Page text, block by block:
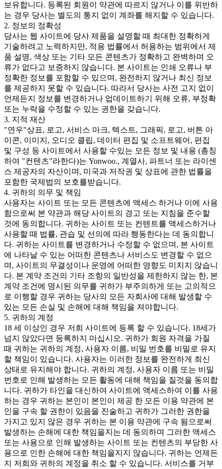
보유합니다. 등록된 회원이 약관에 따르지 않거나 이를 위반하
는 경우 당사는 별도의 통지 없이 계좌를 해지할 수 있습니다.
2. 정보의 정확성
당사는 웹 사이트에 당사 제품을 설명할 때 최대한 정확하게
기술하려고 노력하지만, 적용 법률에서 허용하는 범위에서 제
품 설명, 색상 또는 기타 모든 콘텐츠가 정확하고 완벽하며 오
류가 없다고 보증하지 않습니다. 본 사이트는 인쇄 오류나 부
정확한 정보를 포함할 수 있으며, 완전하지 않거나 최신 정보
를 제공하지 못할 수 있습니다. 따라서 당사는 사전 고지 없이
언제든지 정보를 변경하거나 업데이트하기 위해 오류, 부정확
또는 누락을 수정할 수 있는 권한을 갖습니다.
3. 지적 재산
"연우"상표, 로고, 서비스 마크, 텍스트, 그래픽, 로고, 버튼 아
이콘, 이미지, 오디오 클립, 데이터 편집 및 소프트웨어, 편집
및 구성 등 사이트에서 사용할 수있는 모든 정보 및 내용 (총칭
하여 "컨텐츠"라한다)는 Yonwoo., 계열사, 파트너 또는 라이센
스 제공자의 자산이며, 미국과 저작권 및 상표에 관한 법률을
포함한 국제법의 보호를받습니다.
4. 귀하의 의무 및 책임
사용자는 사이트 또는 모든 콘텐츠에 액세스 하거나 이에 사용
함으로써 본 약관과 해당 사이트의 경고 또는 지침을 준수할
것에 동의합니다. 귀하는 사이트 또는 컨텐트를 액세스하거나
사용할 때 법률, 관습 및 선의에 따라 행동한다는 데 동의합니
다. 귀하는 사이트를 변경하거나 수정할 수 없으며, 본 사이트
에 나타날 수 있는 어떠한 콘텐츠나 서비스도 변경할 수 없으
며, 사이트의 무결성이나 운영에 어떠한 영향도 미치지 않습니
다. 본 계약 조건의 기타 조항의 일반성을 제한하지 않는 한, 본
계약 조건에 명시된 의무를 귀하가 부주의하게 또는 고의적으
로 이행할 경우 귀하는 당사의 모든 자회사에 대해 발생할 수
있는 모든 손실 및 손해에 대해 책임을 져야합니다.
5. 귀하의 계정
18 세 이상인 경우 저희 사이트에 등록 할 수 있습니다. 18세가
넘지 않았다면 등록하지 마십시오. 귀하가 회원 자격을 가질
때 귀하는 귀하의 계정, 사용자 이름, 비밀 번호를 비밀로 유지
할 책임이 있습니다. 사용자는 이러한 정보를 완전하게 최신
상태로 유지해야 합니다. 귀하의 계정, 사용자 이름 또는 비밀
번호로 인해 발생하는 모든 활동에 대해 책임을 질것을 동의합
니다. 귀하가 타인을 대신하여 사이트에 액세스하여 이를 사용
하는 경우 귀하는 본인이 본인이 제공 한 모든 이용 약관에 본
인을 구속 할 권한이 있음을 진술하고 귀하가 그러한 권한을
가지고 있지 않은 경우 귀하는 본 이용 약관에 구속 됨으로써
발생하는 손해에 대한 책임을지는 데 동의하며 그러한 액세스
또는 사용으로 인해 발생하는 사이트 또는 컨텐츠의 부당한 사
용으로 인한 손해에 대한 책임을지지 않습니다. 귀하는 언제든
지 저희와 귀하의 계정을 취소 할 수 있습니다. 서비스를 거부